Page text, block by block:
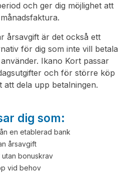
och ger dig möjlighet att
årsavgift är det också ett
för dig som inte vill betala
Ikano Kort passar
och för större köp
att dela upp betalningen.
dig som:
en etablerad bank
årsavgift
bonuskrav
vid behov